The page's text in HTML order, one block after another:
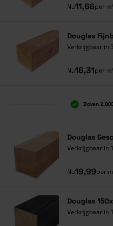
Nu11,66per m¹
Douglas
Verkrijgbaar in
Nu16,31per m¹
Boven
Douglas
Verkrijgbaar in
Nu19,99per
Douglas
Verkrijgbaar in